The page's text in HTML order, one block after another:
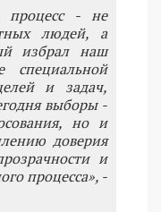
процесс - не
людей, а
избрал наш
специальной
и задач,
выборы -
но и
доверия
и
процесса», -